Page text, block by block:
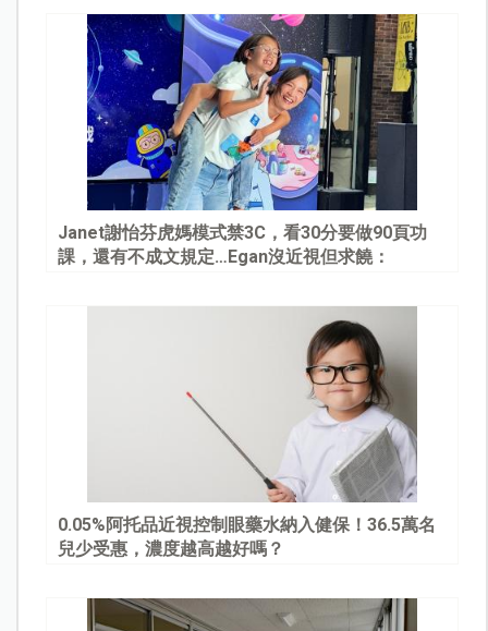
Janet謝怡芬虎媽模式禁3C，看30分要做90頁功
課，還有不成文規定…Egan沒近視但求饒：
0.05%阿托品近視控制眼藥水納入健保！36.5萬名
兒少受惠，濃度越高越好嗎？